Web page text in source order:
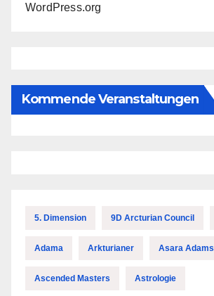
WordPress.org
Kommende Veranstaltungen
5. Dimension 9D Arcturian Council
Adama Arkturianer Asara Adams
Ascended Masters Astrologie